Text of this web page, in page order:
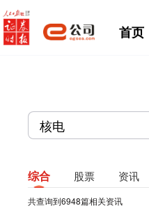
首页
综合 股票 资讯
共查询到6948篇相关资讯